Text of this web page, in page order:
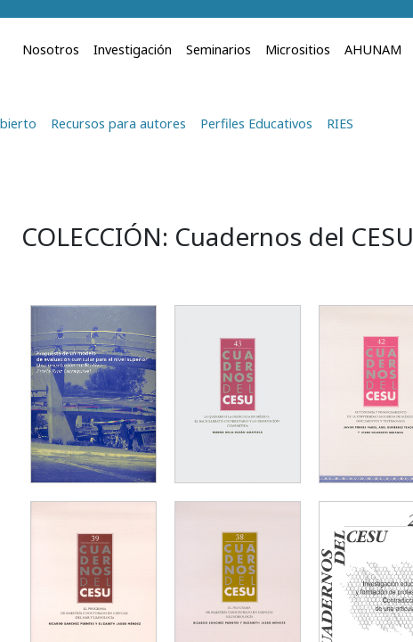
Nosotros Investigación Seminarios Micrositios AHUNAM
Recursos para autores Perfiles Educativos RIES
COLECCIÓN: Cuadernos del CESU